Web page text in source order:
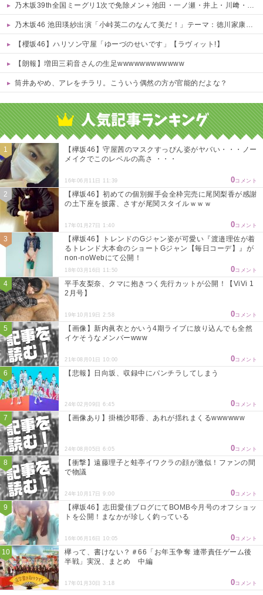
乃木坂39th全国ミーグリ1次で免除メン＋池田・一ノ瀬・井上・川﨑・菅原・中西が全完売
乃木坂46 池田瑛紗出演「小峠英二のなんて美だ！」テーマ：徳川家康【2025.8.5 24:00〜 TOKYO MX】
【櫻坂46】ハリソン守屋「ゆーづのせいです」【ラヴィット!】
【朗報】増田三莉音さんの生足wwwwwwwwwwww
筒井あやめ、アレをチラリ。こういう偶然の方が官能的だよな？
【欅坂46】守屋茜のマスクすっぴん姿がヤバい・・・ノー
メイクでこのレベルの高さ ・・・
16年06月11日 11:39 0コメント
【欅坂46】初めての個別握手会全枠完売に尾関梨香が感謝
の土下座を披露、さすが尾関スタイルｗｗｗ
17年01月27日 1:40 0コメント
【欅坂46】トレンドのGジャン姿が可愛い『渡邉理佐が着
るトレンド大本命のショートGジャン【毎日コーデ】』が
non-noWebにて公開！
18年03月16日 11:50 0コメント
平手友梨奈、クマに抱きつく先行カットが公開！【ViVi 1
2月号】
19年10月19日 2:58 0コメント
【画像】新内眞衣とかいう4期ライブに放り込んでも全然
イケそうなメンバーwww
21年08月01日 10:00 0コメント
【悲報】日向坂、収録中にパンチラしてしまう
24年02月09日 6:45 0コメント
【画像あり】掛橋沙耶香、あれが揺れまくるwwwwww
24年08月05日 6:05 0コメント
【衝撃】遠藤理子と蛙亭イワクラの顔が激似！ファンの間
で物議
24年10月17日 9:00 0コメント
【欅坂46】志田愛佳ブログにてBOMB今月号のオフショッ
トを公開！まなかが珍しく釣っている
16年06月16日 10:05 0コメント
欅って、書けない？＃66「お年玉争奪 連帯責任ゲーム後
半戦」実況、まとめ 中編
17年01月30日 3:18 0コメント